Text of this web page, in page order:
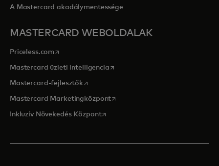
A Mastercard akadálymentessége
MASTERCARD WEBOLDALAK
Priceless.com opens in a new tab
Mastercard üzleti intelligenciaopens in a new tab
Mastercard-fejlesztők opens in a new tab
Mastercard Marketingközpontopens in a new tab
Inkluzív Növekedés Központopens in a new tab